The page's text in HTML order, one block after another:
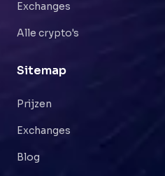
Exchanges
Alle crypto's
Sitemap
Prijzen
Exchanges
Blog